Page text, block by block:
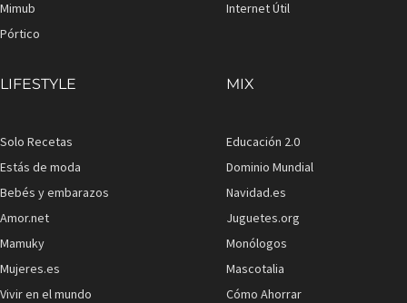
Mimub
Pórtico
Internet Útil
LIFESTYLE
Solo Recetas
Estás de moda
Bebés y embarazos
Amor.net
Mamuky
Mujeres.es
Vivir en el mundo
MIX
Educación 2.0
Dominio Mundial
Navidad.es
Juguetes.org
Monólogos
Mascotalia
Cómo Ahorrar